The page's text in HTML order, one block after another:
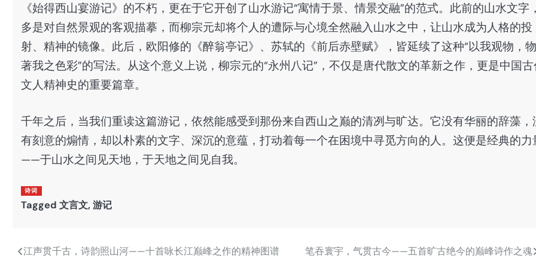
《始得西山宴游记》的不朽，更在于它开创了山水游记“寓情于景、情景交融”的范式。此前的山水文字，
多是对自然景观的客观描摹，而柳宗元却将个人的遭际与心境全然融入山水之中，让山水成为人格的投
射、精神的镜像。此后，欧阳修的《醉翁亭记》、苏轼的《前后赤壁赋》，皆延续了这种“以我观物，
著我之色彩”的写法。从这个意义上说，柳宗元的“永州八记”，不仅是唐代散文的革新之作，更是中国
文人精神史的重要篇章。
千年之后，当我们重读这篇游记，依然能感受到那份来自西山之巅的清冽与旷达。它没有华丽的辞藻，
有刻意的煽情，却以朴素的文字、深沉的意蕴，打动着每一个在困境中寻觅方向的人。这便是经典的力
——于山水之间见天地，于天地之间见自我。
诗词
Tagged 文言文,游记
文江声贯千古，诗韵照山河——十首咏长江巅峰之作的精神图谱 笔吞寰宇，气贯古今——五首旷古绝今的巅峰诗作之魂